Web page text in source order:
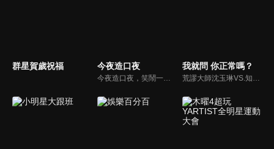
群星賀歲祝福 今夜造口夜
今夜造口夜，笑鬧一整夜。以網路自製嘲諷節目走紅、在網路擁有廣大支持群眾和影響力的主播「視網膜」，藉此一揉合綜藝與喜劇之談話性節目，帶觀眾以輕鬆之方式，瞭解時下最熱門、最能引起共鳴的社會議題、現象和人物。 多元的切入角度、最輕鬆易懂的議題剖析、言論尺度不設限！
我就問 你正常嗎？